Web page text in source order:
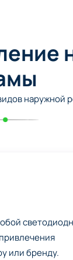
наружной
или бренду.